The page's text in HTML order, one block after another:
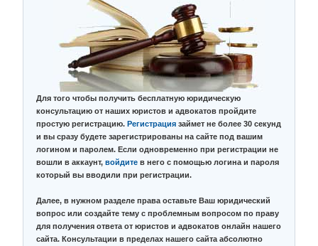
Для того чтобы получить бесплатную юридическую
консультацию от наших юристов и адвокатов пройдите
простую регистрацию. Регистрация займет не более 30 секунд
и вы сразу будете зарегистрированы на сайте под вашим
логином и паролем. Если одновременно при регистрации не
вошли в аккаунт, войдите в него с помощью логина и пароля
который вы вводили при регистрации.
Далее, в нужном разделе права оставьте Ваш юридический
вопрос или создайте тему с проблемным вопросом по праву
для получения ответа от юристов и адвокатов онлайн нашего
сайта. Консультации в пределах нашего сайта абсолютно